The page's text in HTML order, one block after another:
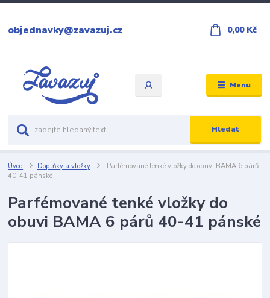
Menu
Hledat
objednavky@zavazuj.cz 0,00 Kč
Úvod Doplňky a vložky
Parfémované tenké vložky do obuvi BAMA 6 párů
40-41 pánské
Parfémované tenké vložky do
obuvi BAMA 6 párů 40-41 pánské